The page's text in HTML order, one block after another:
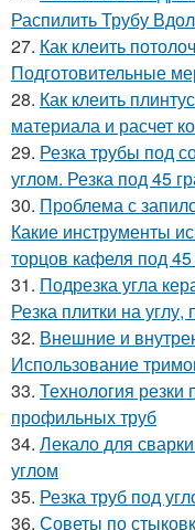
Распилить Трубу
27. Как клеить
Подготовительные
28. Как клеить
материала и расчет
29. Резка трубы под
углом. Резка под 45
30. Проблема с
Какие инструменты
торцов кафеля под 45
31. Подрезка угла
Резка плитки на углу,
32. Внешние и
Использование
33. Технология
профильных труб
34. Лекало для
углом
35. Резка труб под
36. Советы по